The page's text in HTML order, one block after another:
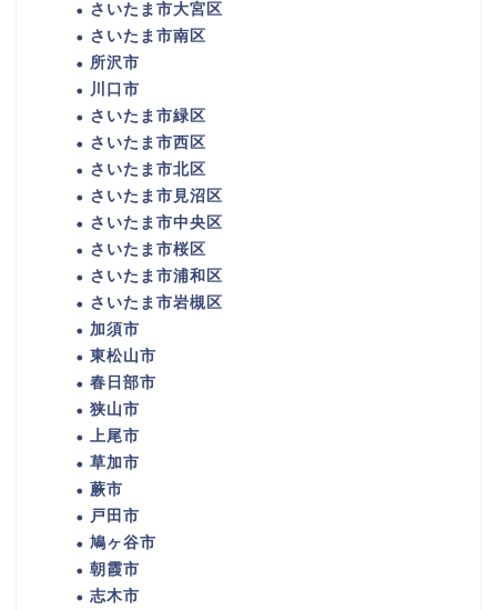
さいたま市大宮区
さいたま市南区
所沢市
川口市
さいたま市緑区
さいたま市西区
さいたま市北区
さいたま市見沼区
さいたま市中央区
さいたま市桜区
さいたま市浦和区
さいたま市岩槻区
加須市
東松山市
春日部市
狭山市
上尾市
草加市
蕨市
戸田市
鳩ヶ谷市
朝霞市
志木市